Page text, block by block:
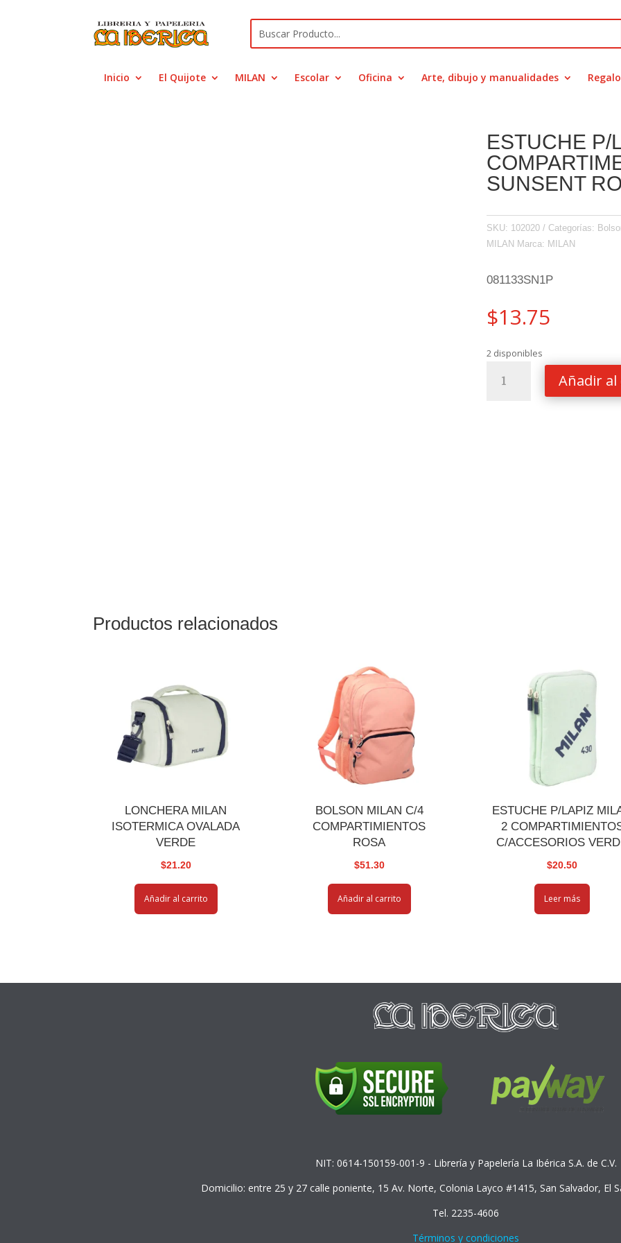
Inicio El Quijote MILAN Escolar Oficina Arte, dibujo y manualidades
ESTUCHE P/
SUNSENT
SKU: 102020 Categorías:
MILAN Marca: MILAN
081133SN1P
$13.75
2 disponibles
P/LAPIZ
Añadir
Productos relacionados
LONCHERA MILAN
ISOTERMICA OVALADA
VERDE
$21.20
Añadir al carrito
BOLSON MILAN C/4
COMPARTIMIENTOS
ROSA
$51.30
Añadir al carrito
ESTUCHE P/LAPIZ
2
C/ACCESORIOS
$20.50
Leer más
NIT: 0614-150159-001-9 - Librería y Papelería La Ibérica S.A. de C.V.
Domicilio: entre 25 y 27 calle poniente, 15 Av. Norte, Colonia Layco #1415, San Salvador, El
Tel. 2235-4606
Términos y condiciones